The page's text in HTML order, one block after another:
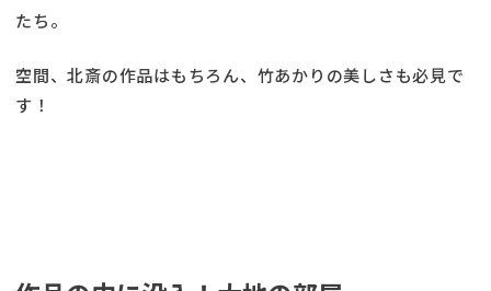
たち。
空間、北斎の作品はもちろん、竹あかりの美しさも必見で
す！